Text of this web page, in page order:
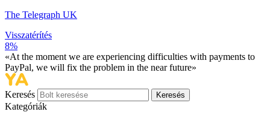
The Telegraph UK
Visszatérítés
8%
«At the moment we are experiencing difficulties with payments to
PayPal, we will fix the problem in the near future»
Keresés Keresés
Kategóriák